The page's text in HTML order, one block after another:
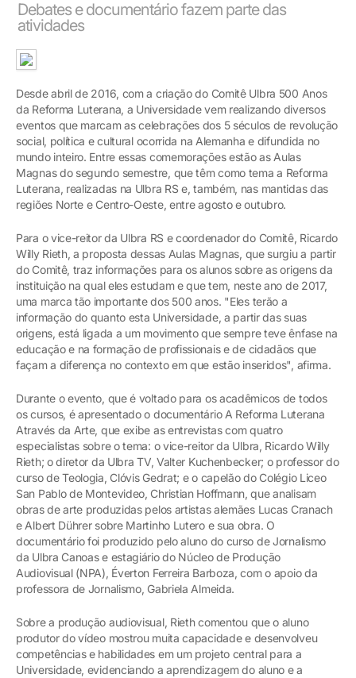
Debates e documentário fazem parte das
atividades
Desde abril de 2016, com a criação do Comitê Ulbra 500 Anos
da Reforma Luterana, a Universidade vem realizando diversos
eventos que marcam as celebrações dos 5 séculos de revolução
social, política e cultural ocorrida na Alemanha e difundida no
mundo inteiro. Entre essas comemorações estão as Aulas
Magnas do segundo semestre, que têm como tema a Reforma
Luterana, realizadas na Ulbra RS e, também, nas mantidas das
regiões Norte e Centro-Oeste, entre agosto e outubro.
Para o vice-reitor da Ulbra RS e coordenador do Comitê, Ricardo
Willy Rieth, a proposta dessas Aulas Magnas, que surgiu a partir
do Comitê, traz informações para os alunos sobre as origens da
instituição na qual eles estudam e que tem, neste ano de 2017,
uma marca tão importante dos 500 anos. "Eles terão a
informação do quanto esta Universidade, a partir das suas
origens, está ligada a um movimento que sempre teve ênfase na
educação e na formação de profissionais e de cidadãos que
façam a diferença no contexto em que estão inseridos", afirma.
Durante o evento, que é voltado para os acadêmicos de todos
os cursos, é apresentado o documentário A Reforma Luterana
Através da Arte, que exibe as entrevistas com quatro
especialistas sobre o tema: o vice-reitor da Ulbra, Ricardo Willy
Rieth; o diretor da Ulbra TV, Valter Kuchenbecker; o professor do
curso de Teologia, Clóvis Gedrat; e o capelão do Colégio Liceo
San Pablo de Montevideo, Christian Hoffmann, que analisam
obras de arte produzidas pelos artistas alemães Lucas Cranach
e Albert Dührer sobre Martinho Lutero e sua obra. O
documentário foi produzido pelo aluno do curso de Jornalismo
da Ulbra Canoas e estagiário do Núcleo de Produção
Audiovisual (NPA), Éverton Ferreira Barboza, com o apoio da
professora de Jornalismo, Gabriela Almeida.
Sobre a produção audiovisual, Rieth comentou que o aluno
produtor do vídeo mostrou muita capacidade e desenvolveu
competências e habilidades em um projeto central para a
Universidade, evidenciando a aprendizagem do aluno e a